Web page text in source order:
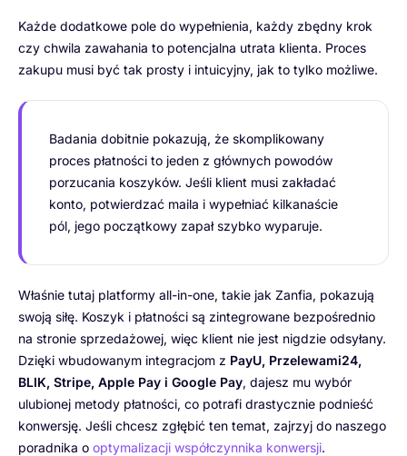
Każde dodatkowe pole do wypełnienia, każdy zbędny krok
czy chwila zawahania to potencjalna utrata klienta. Proces
zakupu musi być tak prosty i intuicyjny, jak to tylko możliwe.
Badania dobitnie pokazują, że skomplikowany
proces płatności to jeden z głównych powodów
porzucania koszyków. Jeśli klient musi zakładać
konto, potwierdzać maila i wypełniać kilkanaście
pól, jego początkowy zapał szybko wyparuje.
Właśnie tutaj platformy all-in-one, takie jak Zanfia, pokazują
swoją siłę. Koszyk i płatności są zintegrowane bezpośrednio
na stronie sprzedażowej, więc klient nie jest nigdzie odsyłany.
Dzięki wbudowanym integracjom z PayU, Przelewami24,
BLIK, Stripe, Apple Pay i Google Pay, dajesz mu wybór
ulubionej metody płatności, co potrafi drastycznie podnieść
konwersję. Jeśli chcesz zgłębić ten temat, zajrzyj do naszego
poradnika o optymalizacji współczynnika konwersji.